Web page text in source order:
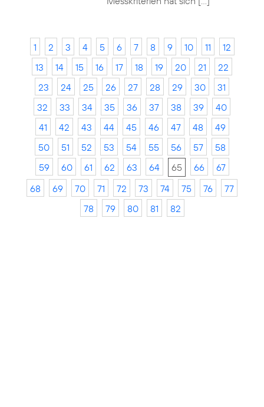
1 2 3 4 5 6 7 8 9 10 11
12
13
14 15 16 17 18 19 20 21
22
23
24 25 26 27 28 29 30
31
32
33 34 35 36 37 38 39
40
41
42 43 44 45 46 47 48
49
50
51 52 53 54 55 56 57
58
59
60 61 62 63 64 65 66
67
68
69 70 71 72 73 74 75 76
77
78
79 80 81 82